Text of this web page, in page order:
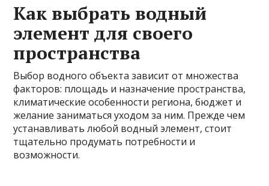
Как выбрать водный
элемент для своего
пространства
Выбор водного объекта зависит от множества
факторов: площадь и назначение пространства,
климатические особенности региона, бюджет и
желание заниматься уходом за ним. Прежде чем
устанавливать любой водный элемент, стоит
тщательно продумать потребности и
возможности.